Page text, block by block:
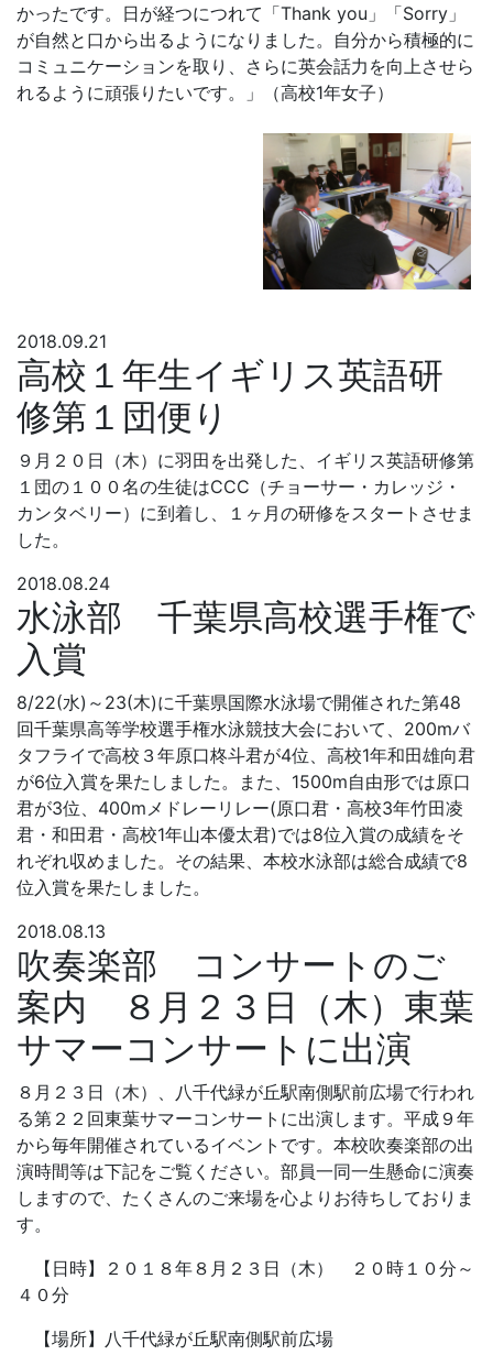
かったです。日が経つにつれて「Thank you」「Sorry」
が自然と口から出るようになりました。自分から積極的に
コミュニケーションを取り、さらに英会話力を向上させら
れるように頑張りたいです。」（高校1年女子）
2018.09.21
高校１年生イギリス英語研
修第１団便り
９月２０日（木）に羽田を出発した、イギリス英語研修第
１団の１００名の生徒はCCC（チョーサー・カレッジ・
カンタベリー）に到着し、１ヶ月の研修をスタートさせま
した。
2018.08.24
水泳部 千葉県高校選手権で
入賞
8/22(水)～23(木)に千葉県国際水泳場で開催された第48
回千葉県高等学校選手権水泳競技大会において、200mバ
タフライで高校３年原口柊斗君が4位、高校1年和田雄向君
が6位入賞を果たしました。また、1500m自由形では原口
君が3位、400mメドレーリレー(原口君・高校3年竹田凌
君・和田君・高校1年山本優太君)では8位入賞の成績をそ
れぞれ収めました。その結果、本校水泳部は総合成績で8
位入賞を果たしました。
2018.08.13
吹奏楽部 コンサートのご
案内 ８月２３日（木）東葉
サマーコンサートに出演
８月２３日（木）、八千代緑が丘駅南側駅前広場で行われ
る第２２回東葉サマーコンサートに出演します。平成９年
から毎年開催されているイベントです。本校吹奏楽部の出
演時間等は下記をご覧ください。部員一同一生懸命に演奏
しますので、たくさんのご来場を心よりお待ちしておりま
す。
【日時】２０１８年８月２３日（木） ２０時１０分～
４０分
【場所】八千代緑が丘駅南側駅前広場